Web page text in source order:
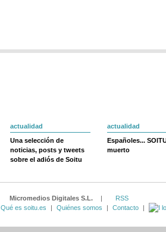
actualidad
Una selección de
noticias, posts y tweets
sobre el adiós de Soitu
actualidad
Españoles...
muerto
Micromedios Digitales S.L. |
RSS
Qué es soitu.es
| Quiénes somos | Contacto |